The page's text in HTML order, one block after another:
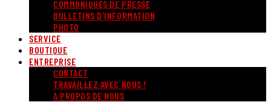
COMMUNIQUÉS DE PRESSE
BULLETINS D’INFORMATION
PHOTO
SERVICE
BOUTIQUE
ENTREPRISE
CONTACT
TRAVAILLEZ AVEC NOUS !
A PROPOS DE NOUS